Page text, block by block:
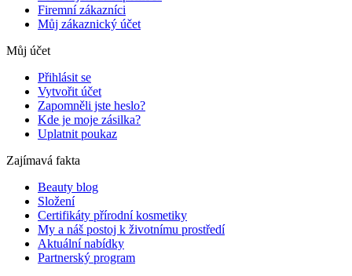
Firemní zákazníci
Můj zákaznický účet
Můj účet
Přihlásit se
Vytvořit účet
Zapomněli jste heslo?
Kde je moje zásilka?
Uplatnit poukaz
Zajímavá fakta
Beauty blog
Složení
Certifikáty přírodní kosmetiky
My a náš postoj k životnímu prostředí
Aktuální nabídky
Partnerský program